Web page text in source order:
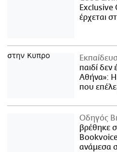
Exclusive
έρχεται
παιδί
Αθήνα»: Η
που
Οδηγός
βρέθηκε
ανάμεσα